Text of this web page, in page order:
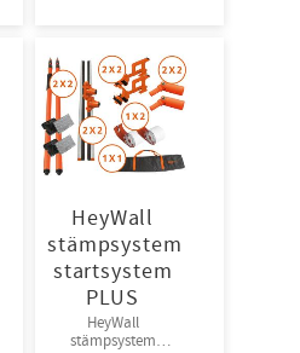
HeyWall
stämpsystem
startsystem
PLUS
HeyWall
stämpsystem